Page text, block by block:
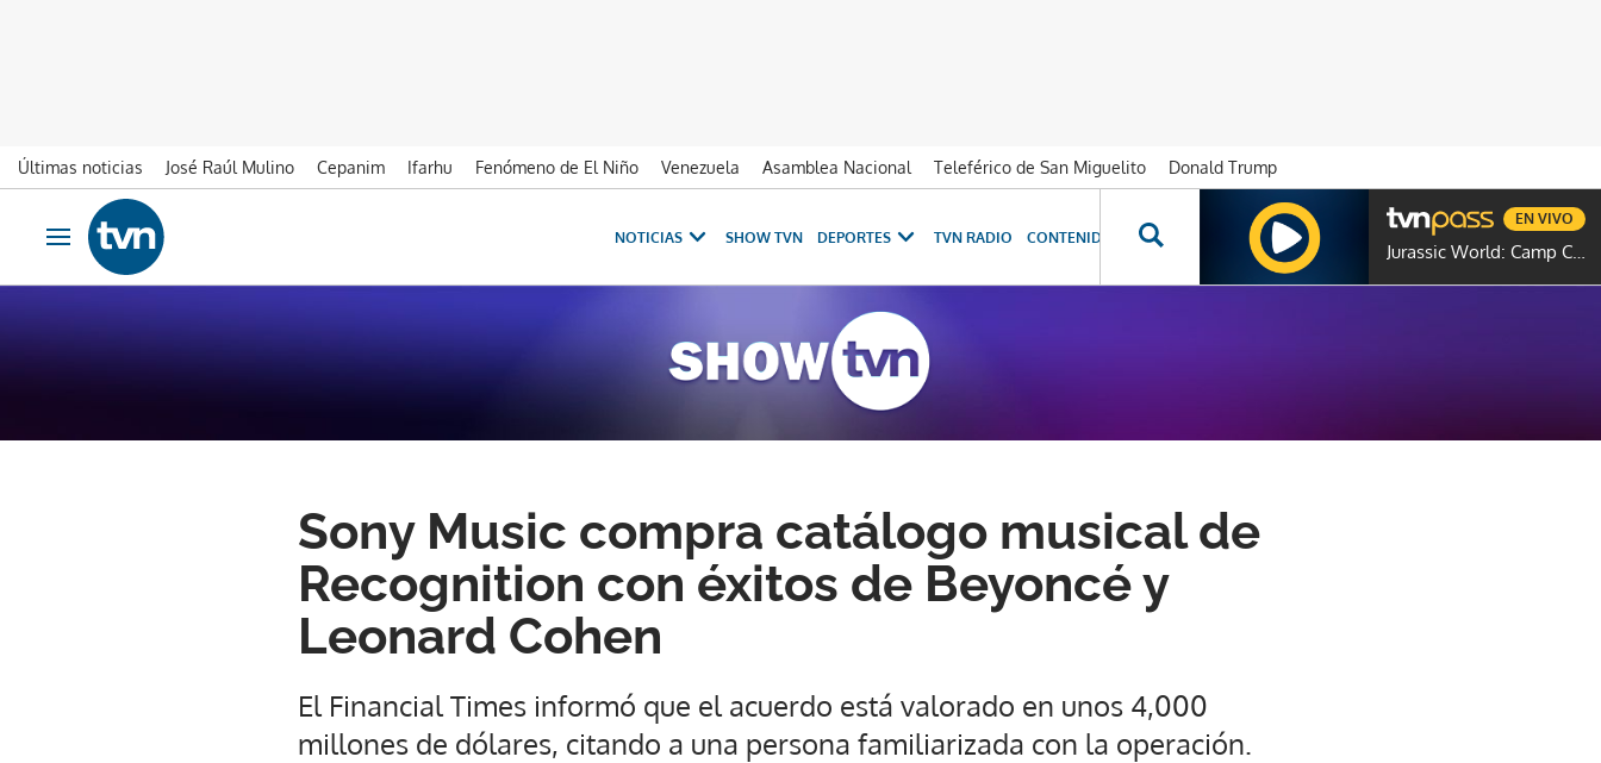
Últimas noticias José Raúl Mulino Cepanim Ifarhu Fenómeno de El Niño Venezuela Asamblea Nacional Teleférico de San Miguelito
Donald Trump
Ir al contenido
Obrir navegació
NOTICIAS SHOW TVN DEPORTES TVN RADIO CONTENIDOS ESPECIALES NOVELAS GENTE TVN
Jurassic World: Camp Cretaceous
EN VIVO
Sony Music compra catálogo musical de
Recognition con éxitos de Beyoncé y
Leonard Cohen
El Financial Times informó que el acuerdo está valorado en unos 4,000
millones de dólares, citando a una persona familiarizada con la operación.